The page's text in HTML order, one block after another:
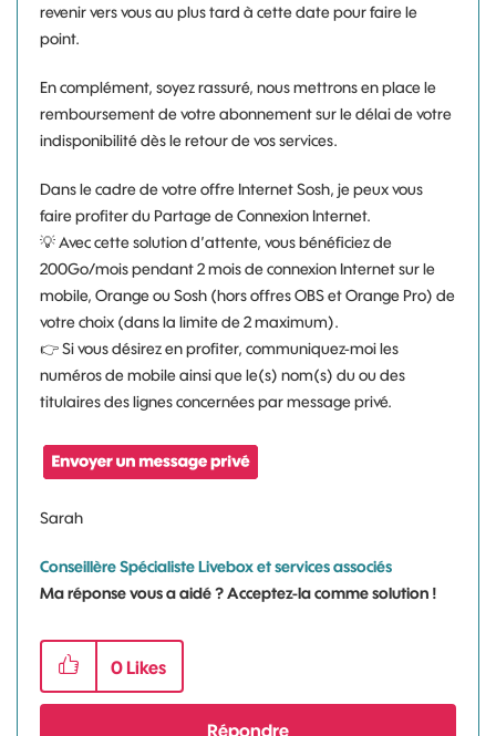
revenir vers vous au plus tard à cette date pour faire le
point.
En complément, soyez rassuré, nous mettrons en place le
remboursement de votre abonnement sur le délai de votre
indisponibilité dès le retour de vos services.
Dans le cadre de votre offre Internet Sosh, je peux vous
faire profiter du Partage de Connexion Internet.
💡Avec cette solution d’attente, vous bénéficiez de
200Go/mois pendant 2 mois de connexion Internet sur le
mobile, Orange ou Sosh (hors offres OBS et Orange Pro) de
votre choix (dans la limite de 2 maximum).
👉Si vous désirez en profiter, communiquez-moi les
numéros de mobile ainsi que le(s) nom(s) du ou des
titulaires des lignes concernées par message privé.
Sarah
Conseillère Spécialiste Livebox et services associés
Ma réponse vous a aidé ? Acceptez-la comme solution !
0 Likes
Répondre